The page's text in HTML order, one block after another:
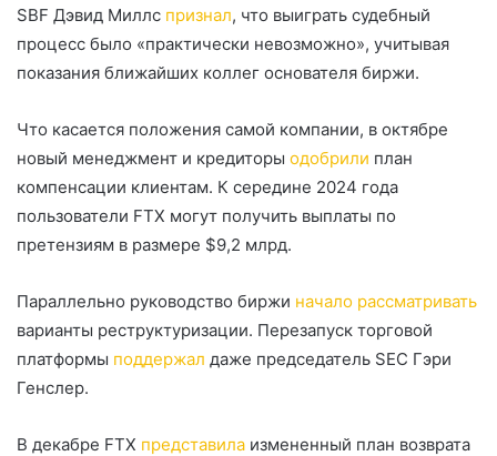
SBF Дэвид Миллс признал, что выиграть судебный
процесс было «практически невозможно», учитывая
показания ближайших коллег основателя биржи.
Что касается положения самой компании, в октябре
новый менеджмент и кредиторы одобрили план
компенсации клиентам. К середине 2024 года
пользователи FTX могут получить выплаты по
претензиям в размере $9,2 млрд.
Параллельно руководство биржи начало рассматривать
варианты реструктуризации. Перезапуск торговой
платформы поддержал даже председатель SEC Гэри
Генслер.
В декабре FTX представила измененный план возврата